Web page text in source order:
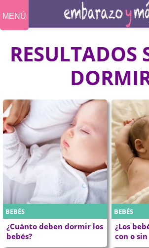
MENÚ
RESULTADOS
BEBÉS
¿Cuánto deben dormir los
bebés?
BEBÉS
¿Los
con o sin